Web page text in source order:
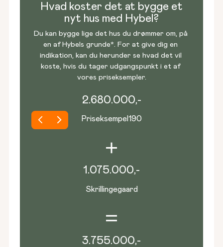
Hvad koster det at bygge et
nyt hus med Hybel?
Du kan bygge lige det hus du drømmer om, på
en af Hybels grunde*. For at give dig en
indikation, kan du herunder se hvad det vil
koste, hvis du tager udgangspunkt i et af
vores priseksempler.
2.680.000,-
Priseksempel 190
1.075.000,-
Skrillingegaard
3.755.000,-